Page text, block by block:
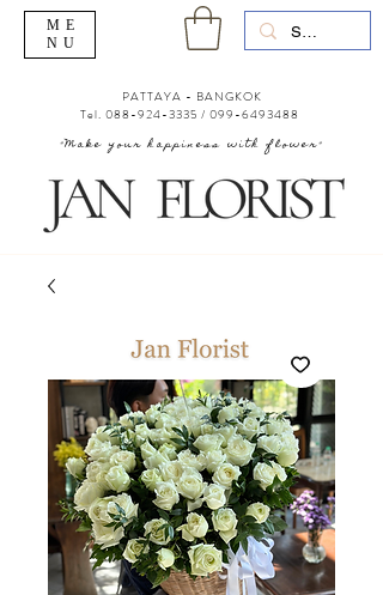
"Make your happiness with flower"
PATTAYA - BANGKOK
Tel. 088-924-3335 / 099-6493488
ME
NU